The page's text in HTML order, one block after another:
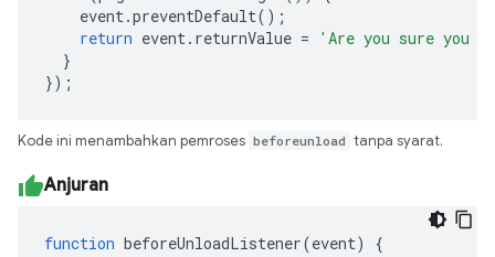
event.preventDefault();
return event. returnValue =
'Are you sure you
}
});
Kode ini menambahkan pemroses beforeunload tanpa syarat.
Anjuran
function beforeUnloadListener(event)
{